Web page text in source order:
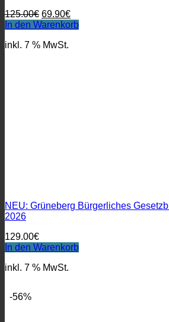
125.00€ Ursprünglicher
Preis
125.00€
69.90€Aktueller
Preis
In den Warenkorb
inkl. 7 % MwSt.
NEU: Grüneberg Bürgerliches
2026
129.00€
In den Warenkorb
inkl. 7 % MwSt.
-56%